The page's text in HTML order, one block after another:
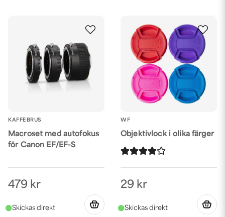
KAFFEBRUS
Macroset med autofokus
för Canon EF/EF-S
479 kr
WF
Objektivlock i olika färger
29 kr